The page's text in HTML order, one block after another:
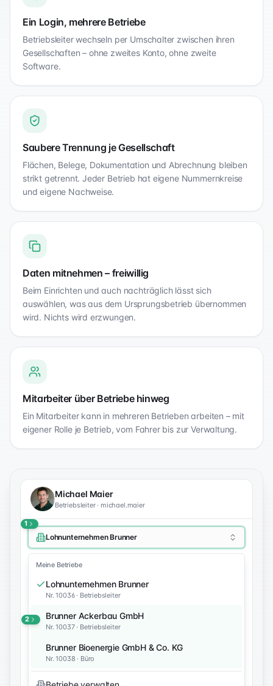
Ein Login, mehrere Betriebe
Betriebsleiter wechseln per Umschalter zwischen ihren
Gesellschaften – ohne zweites Konto, ohne zweite
Software.
Saubere Trennung je Gesellschaft
Flächen, Belege, Dokumentation und Abrechnung bleiben
strikt getrennt. Jeder Betrieb hat eigene Nummernkreise
und eigene Nachweise.
Daten mitnehmen – freiwillig
Beim Einrichten und auch nachträglich lässt sich
auswählen, was aus dem Ursprungsbetrieb übernommen
wird. Nichts wird erzwungen.
Mitarbeiter über Betriebe hinweg
Ein Mitarbeiter kann in mehreren Betrieben arbeiten – mit
eigener Rolle je Betrieb, vom Fahrer bis zur Verwaltung.
Michael Maier
Betriebsleiter · michael.maier
Lohnunternehmen Brunner
1
Meine Betriebe
Lohnunternehmen Brunner
Nr. 10036 · Betriebsleiter
Brunner Ackerbau GmbH
Nr. 10037 · Betriebsleiter
Brunner Bioenergie GmbH & Co. KG
Nr. 10038 · Büro
2